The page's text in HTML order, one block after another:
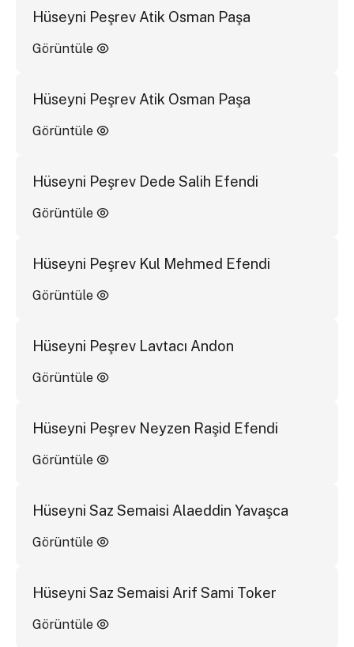
Hüseyni Peşrev Atik Osman Paşa
Görüntüle
Hüseyni Peşrev Atik Osman Paşa
Görüntüle
Hüseyni Peşrev Dede Salih Efendi
Görüntüle
Hüseyni Peşrev Kul Mehmed Efendi
Görüntüle
Hüseyni Peşrev Lavtacı Andon
Görüntüle
Hüseyni Peşrev Neyzen Raşid Efendi
Görüntüle
Hüseyni Saz Semaisi Alaeddin Yavaşca
Görüntüle
Hüseyni Saz Semaisi Arif Sami Toker
Görüntüle